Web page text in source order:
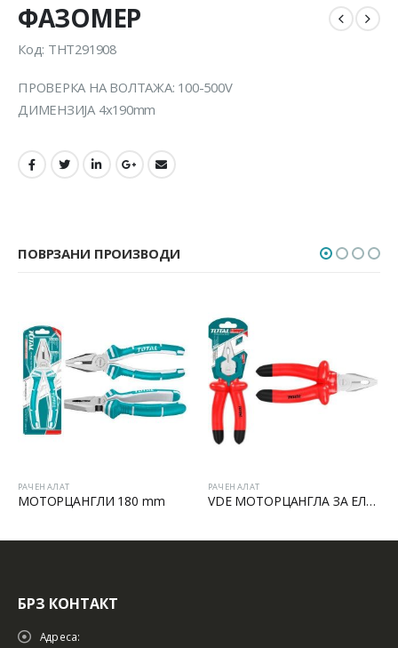
ФАЗОМЕР
Код: THT291908
ПРОВЕРКА НА ВОЛТАЖА: 100-500V
ДИМЕНЗИЈА 4x190mm
ПОВРЗАНИ ПРОИЗВОДИ
РАЧЕН АЛАТ
МОТОРЦАНГЛИ 180 mm
РАЧЕН АЛАТ
VDE МОТОРЦАНГЛА ЗА ЕЛЕКТРИЧАРИ
БРЗ КОНТАКТ
Адреса: